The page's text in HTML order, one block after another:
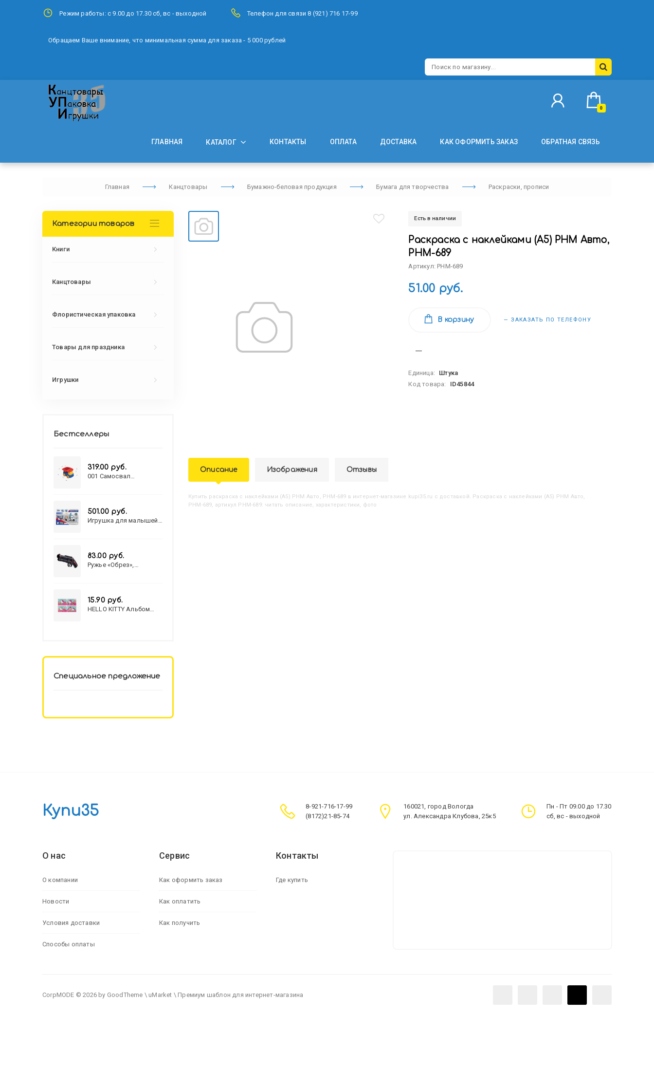
Режим работы: с 9.00 до 17.30 сб, вс - выходной Телефон для связи 8 (921) 716 17-99
Обращаем Ваше внимание, что минимальная сумма для заказа - 5 000 рублей
0
ГЛАВНАЯ КАТАЛОГ КОНТАКТЫ ОПЛАТА ДОСТАВКА КАК ОФОРМИТЬ ЗАКАЗ ОБРАТНАЯ СВЯЗЬ
Главная Канцтовары Бумажно-беловая продукция Бумага для творчества Раскраски, прописи
Есть в наличии
Раскраска с наклейками (А5) РНМ Авто,
РНМ-689
Артикул: РНМ-689
51.00 руб.
В корзину — ЗАКАЗАТЬ ПО ТЕЛЕФОНУ
Единица:
Штука
Код товара:
ID45844
Описание Изображения Отзывы
Купить Раскраска с наклейками (А5) РНМ Авто, РНМ-689 в интернет-магазине kupi35.ru с доставкой. Раскраска с наклейками (А5) РНМ Авто,
РНМ-689, артикул РНМ-689: читать описание, характеристики, фото
Категории товаров
Книги
Канцтовары
Флористическая упаковка
Товары для праздника
Игрушки
Бестселлеры
319.00 руб.
001 Самосвал
501.00 руб.
Игрушка для малышей
83.00 руб.
Ружье «Обрез»,
15.90 руб.
HELLO KITTY Альбом
Специальное предложение
Купи35
8-921-716-17-99
(8172)21-85-74
160021, город Вологда
ул. Александра Клубова, 25к5
Пн - Пт 09.00 до 17.30
сб, вс - выходной
О нас
О компании
Новости
Условия доставки
Способы оплаты
Сервис
Как оформить заказ
Как оплатить
Как получить
Контакты
Где купить
CorpMODE © 2026 by GoodTheme \ uMarket \ Премиум шаблон для интернет-магазина